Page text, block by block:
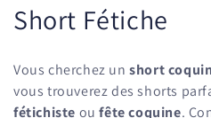
C
l
Short Fétiche
Vous cherchez unshort coquin
vous trouverez des shorts
fétichiste oufête coquine.